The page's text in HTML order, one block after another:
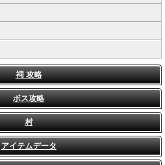
祠 攻略
ボス攻略
村
アイテムデータ